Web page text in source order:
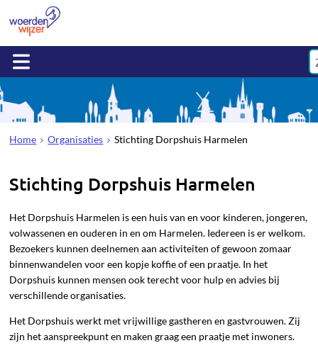
Home Organisaties Stichting Dorpshuis Harmelen
Stichting Dorpshuis Harmelen
Het Dorpshuis Harmelen is een huis van en voor kinderen, jongeren,
volwassenen en ouderen in en om Harmelen. Iedereen is er welkom.
Bezoekers kunnen deelnemen aan activiteiten of gewoon zomaar
binnenwandelen voor een kopje koffie of een praatje. In het
Dorpshuis kunnen mensen ook terecht voor hulp en advies bij
verschillende organisaties.
Het Dorpshuis werkt met vrijwillige gastheren en gastvrouwen. Zij
zijn het aanspreekpunt en maken graag een praatje met inwoners.